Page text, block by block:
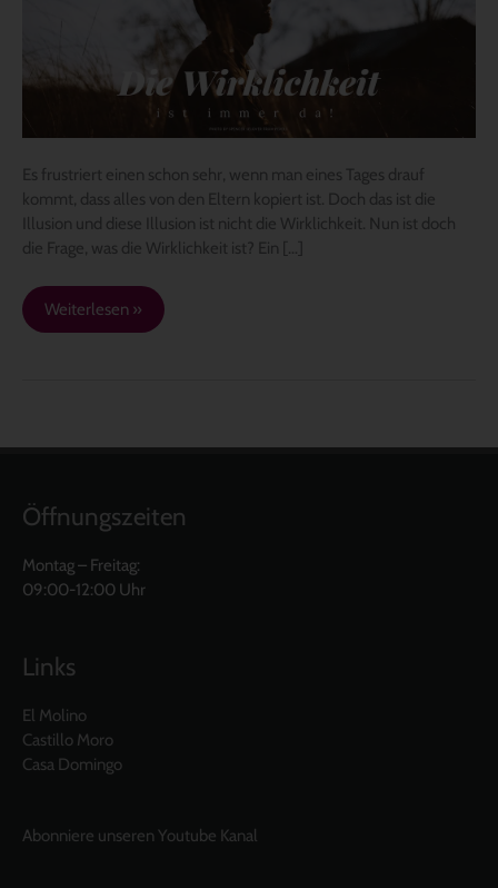
Es frustriert einen schon sehr, wenn man eines Tages drauf
kommt, dass alles von den Eltern kopiert ist. Doch das ist die
Illusion und diese Illusion ist nicht die Wirklichkeit. Nun ist doch
die Frage, was die Wirklichkeit ist? Ein […]
Weiterlesen »
Öffnungszeiten
Montag – Freitag:
09:00-12:00 Uhr
Links
El Molino
Castillo Moro
Casa Domingo
Abonniere unseren Youtube Kanal